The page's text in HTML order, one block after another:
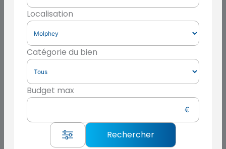
Localisation
Catégorie du bien
Budget max